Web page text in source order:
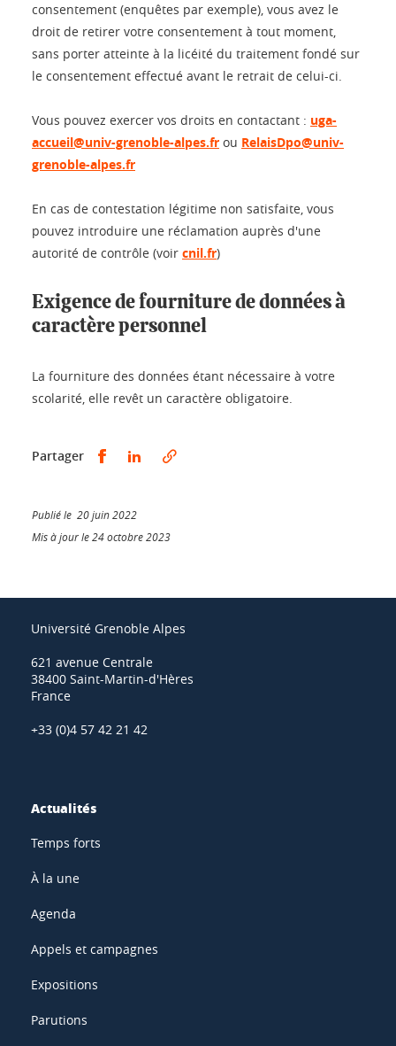
consentement (enquêtes par exemple), vous avez le
droit de retirer votre consentement à tout moment,
sans porter atteinte à la licéité du traitement fondé sur
le consentement effectué avant le retrait de celui-ci.
Vous pouvez exercer vos droits en contactant : uga-
accueil@univ-grenoble-alpes.fr ou RelaisDpo@univ-
grenoble-alpes.fr
En cas de contestation légitime non satisfaite, vous
pouvez introduire une réclamation auprès d'une
autorité de contrôle (voir cnil.fr)
Exigence de fourniture de données à
caractère personnel
La fourniture des données étant nécessaire à votre
scolarité, elle revêt un caractère obligatoire.
Partager Partager sur Facebook
Partager sur LinkedIn
Publié le 20 juin 2022
Mis à jour le 24 octobre 2023
Université Grenoble Alpes
621 avenue Centrale
38400 Saint-Martin-d'Hères
France
+33 (0)4 57 42 21 42
Actualités
Temps forts
À la une
Agenda
Appels et campagnes
Expositions
Parutions